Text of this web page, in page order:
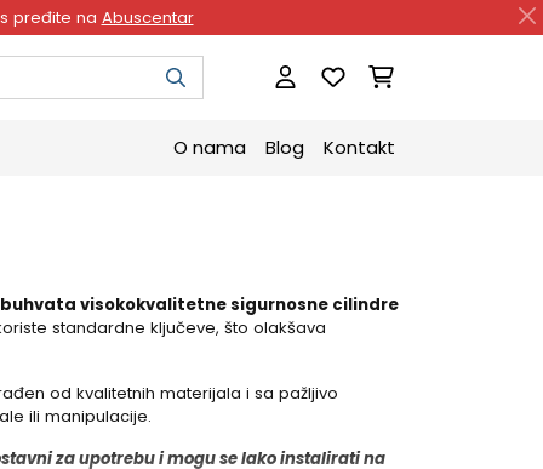
pređite na Abuscentar
O nama Blog Kontakt
visokokvalitetne sigurnosne cilindre
standardne ključeve, što olakšava
od kvalitetnih materijala i sa pažljivo
ili manipulacije.
za upotrebu i mogu se lako instalirati na